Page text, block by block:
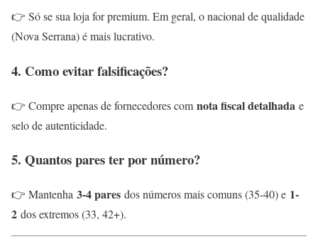
👉 Só se sua loja for premium. Em geral, o nacional de qualidade
(Nova Serrana) é mais lucrativo.
4. Como evitar falsificações?
👉 Compre apenas de fornecedores com nota fiscal detalhada e
selo de autenticidade.
5. Quantos pares ter por número?
👉 Mantenha 3-4 pares dos números mais comuns (35-40) e 1-
2 dos extremos (33, 42+).